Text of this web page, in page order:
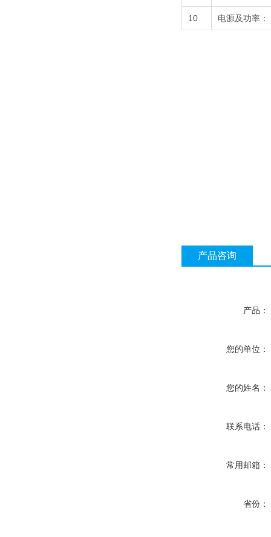
10 电源及功率：
产品咨询
产品：
您的单位：
您的姓名：
联系电话：
常用邮箱：
省份：